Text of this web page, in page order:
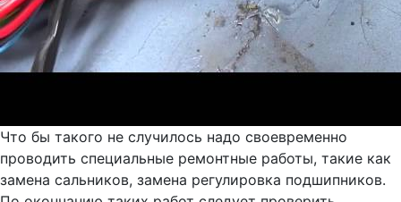
Что бы такого не случилось надо своевременно
проводить специальные ремонтные работы, такие как
замена сальников, замена регулировка подшипников.